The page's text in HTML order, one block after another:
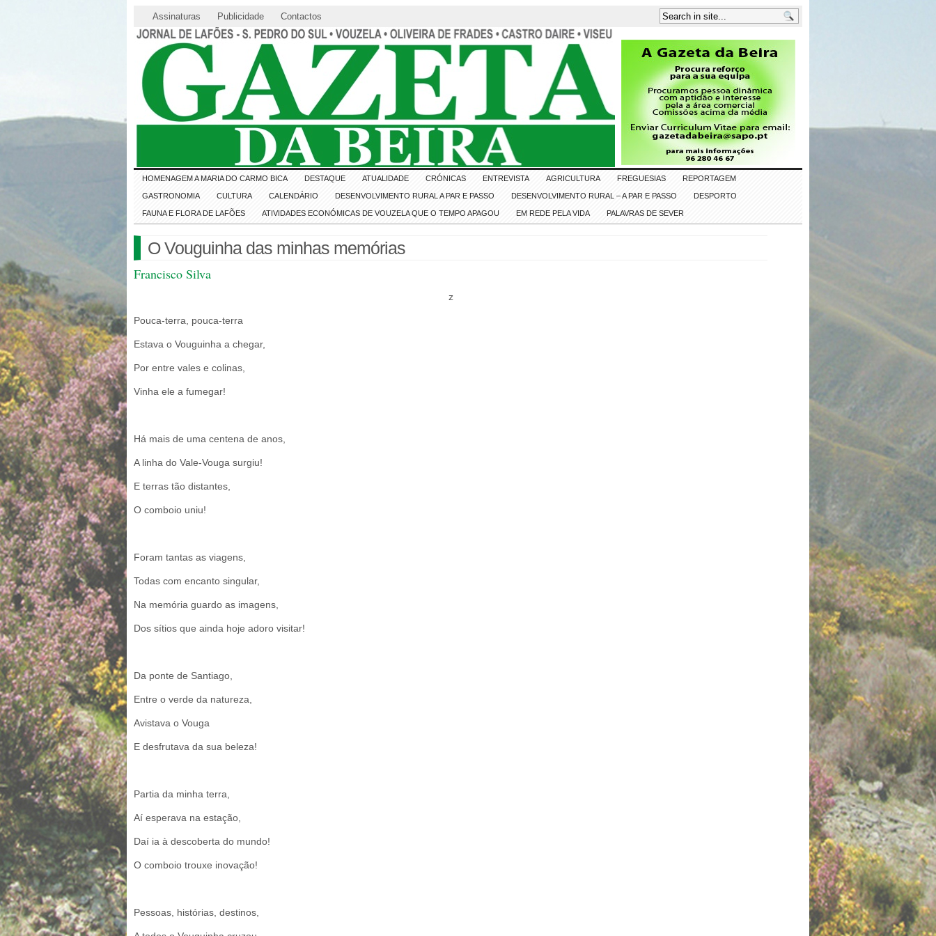
Assinaturas Publicidade Contactos
HOMENAGEM A MARIA DO CARMO BICA DESTAQUE ATUALIDADE CRÓNICAS ENTREVISTA AGRICULTURA FREGUESIAS REPORTAGEM
GASTRONOMIA CULTURA CALENDÁRIO DESENVOLVIMENTO RURAL A PAR E PASSO DESENVOLVIMENTO RURAL – A PAR E PASSO DESPORTO
FAUNA E FLORA DE LAFÕES ATIVIDADES ECONÓMICAS DE VOUZELA QUE O TEMPO APAGOU EM REDE PELA VIDA PALAVRAS DE SEVER
O Vouguinha das minhas memórias
Francisco Silva
z
Pouca-terra, pouca-terra
Estava o Vouguinha a chegar,
Por entre vales e colinas,
Vinha ele a fumegar!
Há mais de uma centena de anos,
A linha do Vale-Vouga surgiu!
E terras tão distantes,
O comboio uniu!
Foram tantas as viagens,
Todas com encanto singular,
Na memória guardo as imagens,
Dos sítios que ainda hoje adoro visitar!
Da ponte de Santiago,
Entre o verde da natureza,
Avistava o Vouga
E desfrutava da sua beleza!
Partia da minha terra,
Aí esperava na estação,
Daí ia à descoberta do mundo!
O comboio trouxe inovação!
Pessoas, histórias, destinos,